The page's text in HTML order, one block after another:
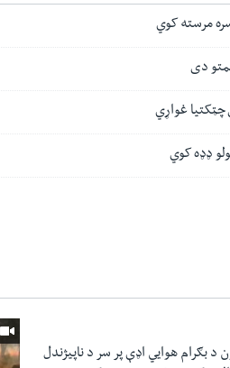
مرسته کوي
دی
غواړي
ډډه کوي
د بګرام هوایي اډې پر سر د ناپيژندل